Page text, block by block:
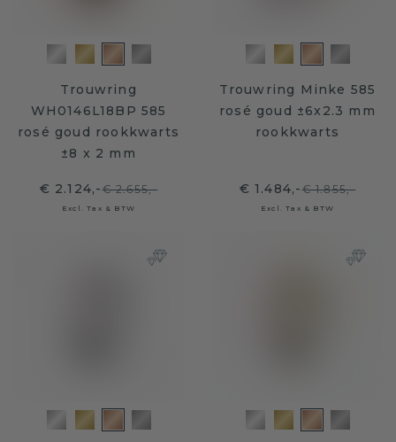
Trouwring
WH0146L18BP 585
rosé goud rookkwarts
±8 x 2 mm
€ 2.124,-€ 2.655,-
Excl. Tax & BTW
Trouwring Minke 585
rosé goud ±6x2.3 mm
rookkwarts
€ 1.484,-€ 1.855,-
Excl. Tax & BTW